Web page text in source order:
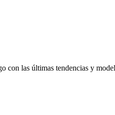
con las últimas tendencias y